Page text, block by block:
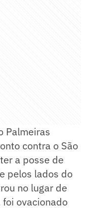
Palmeiras
contra o São
a posse de
pelos lados do
no lugar de
foi ovacionado